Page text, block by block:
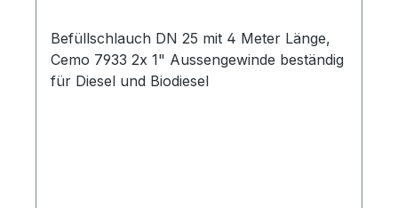
Befüllschlauch DN 25 mit 4 Meter Länge,
Cemo 7933 2x 1" Aussengewinde beständig
für Diesel und Biodiesel